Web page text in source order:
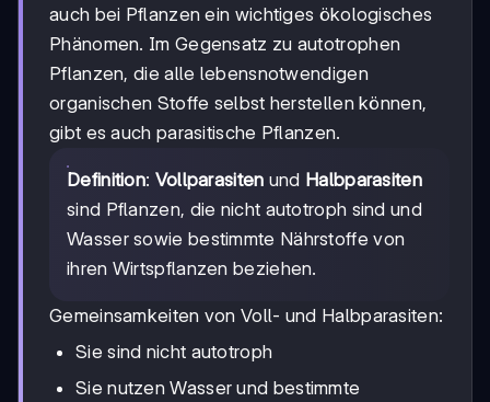
auch bei Pflanzen ein wichtiges ökologisches
Phänomen. Im Gegensatz zu autotrophen
Pflanzen, die alle lebensnotwendigen
organischen Stoffe selbst herstellen können,
gibt es auch parasitische Pflanzen.
Definition: Vollparasiten und Halbparasiten
sind Pflanzen, die nicht autotroph sind und
Wasser sowie bestimmte Nährstoffe von
ihren Wirtspflanzen beziehen.
Gemeinsamkeiten von Voll- und Halbparasiten:
Sie sind nicht autotroph
Sie nutzen Wasser und bestimmte